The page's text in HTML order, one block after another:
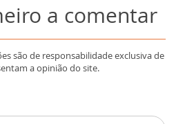
a comentar
são de responsabilidade exclusiva de
a opinião do site.